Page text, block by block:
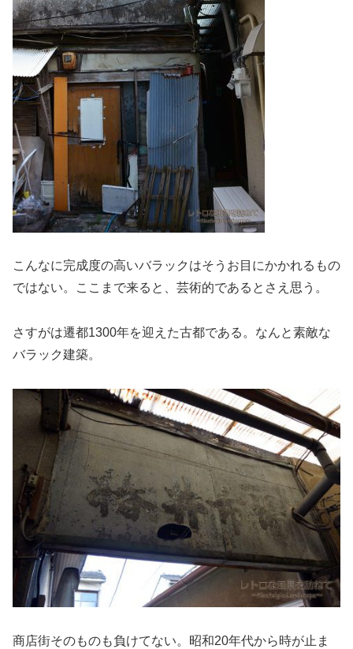
こんなに完成度の高いバラックはそうお目にかかれるもの
ではない。ここまで来ると、芸術的であるとさえ思う。
さすがは遷都1300年を迎えた古都である。なんと素敵な
バラック建築。
商店街そのものも負けてない。昭和20年代から時が止ま